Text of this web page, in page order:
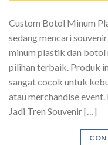
Custom Botol Minum
sedang mencari
minum plastik dan
pilihan terbaik. Produk
sangat cocok untuk
atau merchandise
Jadi Tren Souvenir […]